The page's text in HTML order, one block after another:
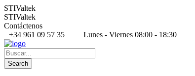
STIValtek
STIValtek
Contáctenos
+34 961 09 57 35
Lunes - Viernes 08:00 - 18:30